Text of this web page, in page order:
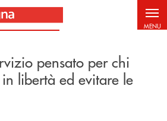
MENU
pensato per chi
libertà ed evitare le